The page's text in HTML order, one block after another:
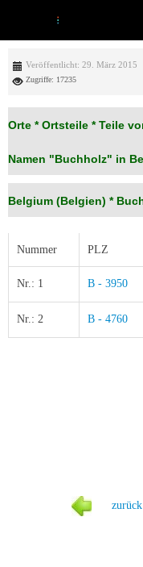
Veröffentlicht: 29. März 2015
Zugriffe: 17235
Orte * Ortsteile * Teile
Namen "Buchholz" in
Belgium (Belgien) *
Nummer PLZ
Nr.: 1 B - 3950
Nr.: 2 B - 4760
zurück